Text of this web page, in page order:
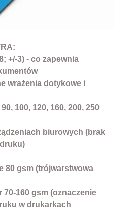
+/-3) - co zapewnia
wrażenia dotykowe i
100, 120, 160, 200, 250
biurowych (brak
80 gsm (trójwarstwowa
160 gsm (oznaczenie
w drukarkach